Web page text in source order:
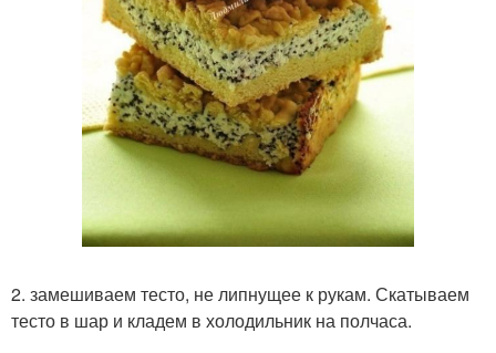
2. замешиваем тесто, не липнущее к рукам. Скатываем
тесто в шар и кладем в холодильник на полчаса.